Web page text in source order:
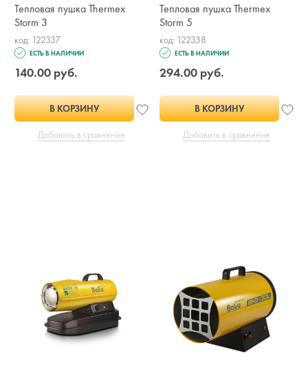
Тепловая пушка Thermex
Storm 3
код: 122337
ЕСТЬ В НАЛИЧИИ
140.00 руб.
В КОРЗИНУ
Добавить в сравнение
Тепловая пушка Thermex
Storm 5
код: 122338
ЕСТЬ В НАЛИЧИИ
294.00 руб.
В КОРЗИНУ
Добавить в сравнение